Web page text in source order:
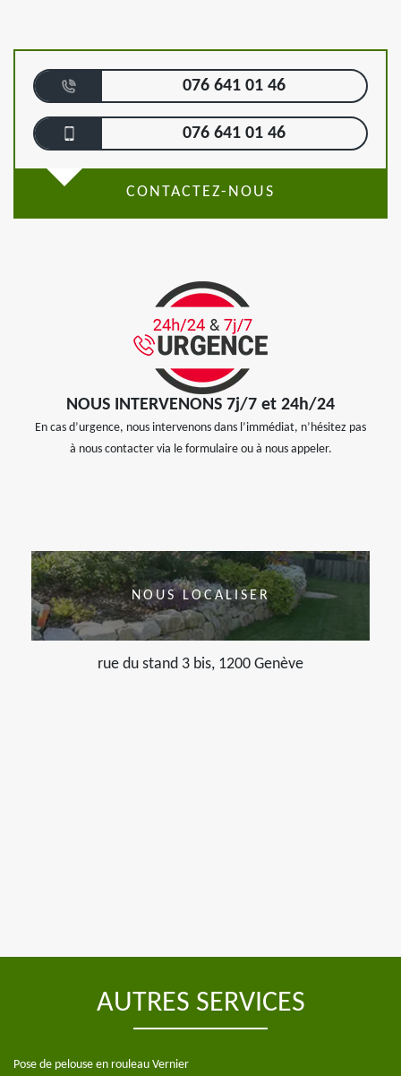
076 641 01 46
076 641 01 46
CONTACTEZ-NOUS
NOUS INTERVENONS 7j/7 et 24h/24
En cas d’urgence, nous intervenons dans l’immédiat, n’hésitez pas
à nous contacter via le formulaire ou à nous appeler.
NOUS LOCALISER
rue du stand 3 bis, 1200 Genève
AUTRES SERVICES
Pose de pelouse en rouleau Vernier